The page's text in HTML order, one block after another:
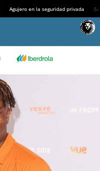
Agujero en la seguridad privada